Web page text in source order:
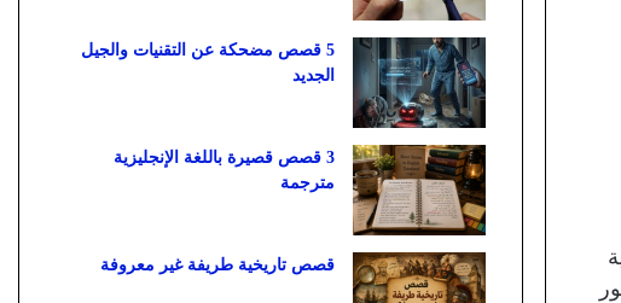
5 قصص مضحكة عن التقنيات والجيل
الجديد
3 قصص قصيرة باللغة الإنجليزية
مترجمة
قصص تاريخية طريفة غير معروفة